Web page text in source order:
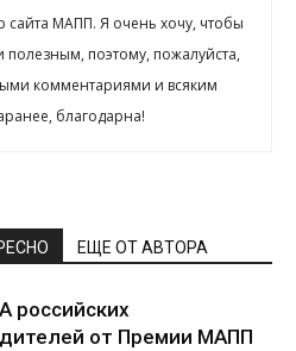
сайта МАПП. Я очень хочу, чтобы
поэтому, пожалуйста,
комментариями и всяким
благодарна!
ЕЩЕ ОТ АВТОРА
российских
от Премии МАПП